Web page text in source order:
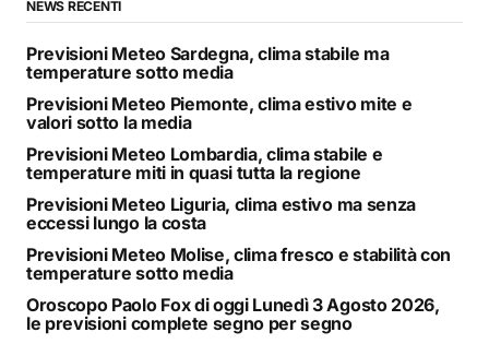
NEWS RECENTI
Previsioni Meteo Sardegna, clima stabile ma
temperature sotto media
Previsioni Meteo Piemonte, clima estivo mite e
valori sotto la media
Previsioni Meteo Lombardia, clima stabile e
temperature miti in quasi tutta la regione
Previsioni Meteo Liguria, clima estivo ma senza
eccessi lungo la costa
Previsioni Meteo Molise, clima fresco e stabilità con
temperature sotto media
Oroscopo Paolo Fox di oggi Lunedì 3 Agosto 2026,
le previsioni complete segno per segno